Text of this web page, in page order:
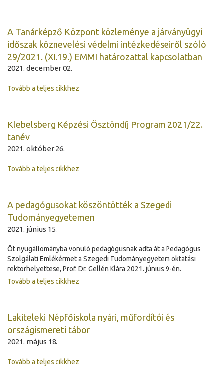
A Tanárképző Központ közleménye a járványügyi
időszak köznevelési védelmi intézkedéseiről szóló
29/2021. (XI.19.) EMMI határozattal kapcsolatban
2021. december 02.
Tovább a teljes cikkhez
Klebelsberg Képzési Ösztöndíj Program 2021/22.
tanév
2021. október 26.
Tovább a teljes cikkhez
A pedagógusokat köszöntötték a Szegedi
Tudományegyetemen
2021. június 15.
Öt nyugállományba vonuló pedagógusnak adta át a Pedagógus
Szolgálati Emlékérmet a Szegedi Tudományegyetem oktatási
rektorhelyettese, Prof. Dr. Gellén Klára 2021. június 9-én.
Tovább a teljes cikkhez
Lakiteleki Népfőiskola nyári, műfordítói és
országismereti tábor
2021. május 18.
Tovább a teljes cikkhez